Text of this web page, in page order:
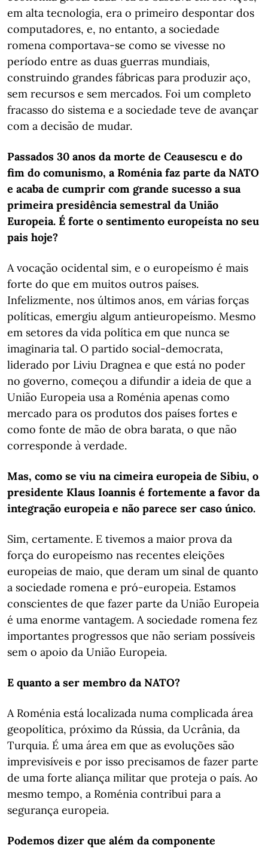
em alta tecnologia, era o primeiro despontar dos
computadores, e, no entanto, a sociedade
romena comportava-se como se vivesse no
período entre as duas guerras mundiais,
construindo grandes fábricas para produzir aço,
sem recursos e sem mercados. Foi um completo
fracasso do sistema e a sociedade teve de avançar
com a decisão de mudar.
Passados 30 anos da morte de Ceausescu e do
fim do comunismo, a Roménia faz parte da NATO
e acaba de cumprir com grande sucesso a sua
primeira presidência semestral da União
Europeia. É forte o sentimento europeísta no seu
pais hoje?
A vocação ocidental sim, e o europeísmo é mais
forte do que em muitos outros países.
Infelizmente, nos últimos anos, em várias forças
políticas, emergiu algum antieuropeísmo. Mesmo
em setores da vida política em que nunca se
imaginaria tal. O partido social-democrata,
liderado por Liviu Dragnea e que está no poder
no governo, começou a difundir a ideia de que a
União Europeia usa a Roménia apenas como
mercado para os produtos dos países fortes e
como fonte de mão de obra barata, o que não
corresponde à verdade.
Mas, como se viu na cimeira europeia de Sibiu, o
presidente Klaus Ioannis é fortemente a favor da
integração europeia e não parece ser caso único.
Sim, certamente. E tivemos a maior prova da
força do europeísmo nas recentes eleições
europeias de maio, que deram um sinal de quanto
a sociedade romena e pró-europeia. Estamos
conscientes de que fazer parte da União Europeia
é uma enorme vantagem. A sociedade romena fez
importantes progressos que não seriam possíveis
sem o apoio da União Europeia.
E quanto a ser membro da NATO?
A Roménia está localizada numa complicada área
geopolítica, próximo da Rússia, da Ucrânia, da
Turquia. É uma área em que as evoluções são
imprevisíveis e por isso precisamos de fazer parte
de uma forte aliança militar que proteja o país. Ao
mesmo tempo, a Roménia contribui para a
segurança europeia.
Podemos dizer que além da componente